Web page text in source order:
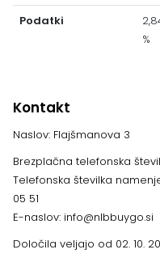
Podatki
%
Kontakt
Naslov: Flajšmanova 3
Brezplačna telefonska
Telefonska številka
05 51
E-naslov: info@nlbbuygo.si
Določila veljajo od 02. 10.